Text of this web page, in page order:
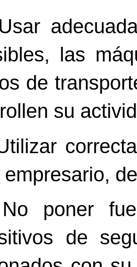
las
de
su
empresario,
poner
de